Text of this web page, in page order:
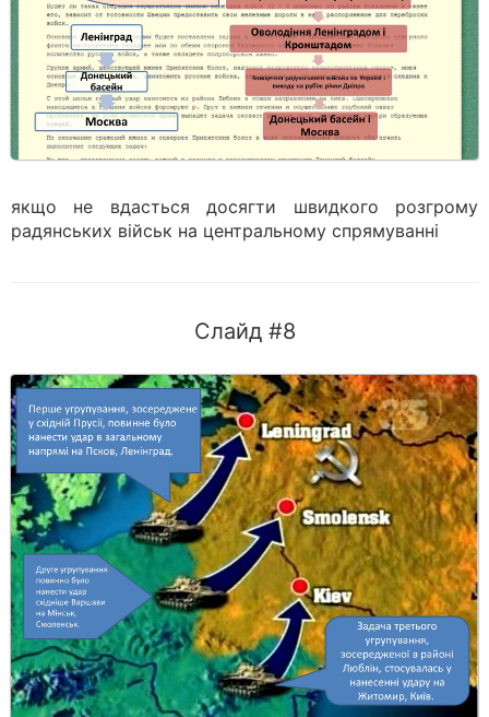
якщо не вдасться досягти швидкого розгрому
радянських військ на центральному спрямуванні
Слайд #8